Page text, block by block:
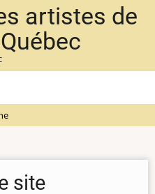
artistes de
site